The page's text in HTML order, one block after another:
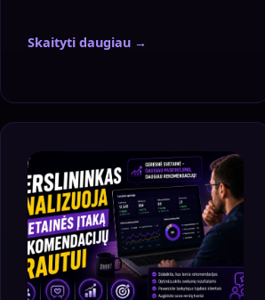
Skaityti daugiau →